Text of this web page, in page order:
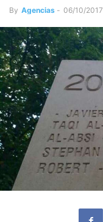
By Agencias - 06/10/2017